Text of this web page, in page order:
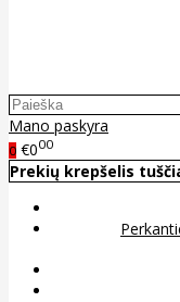
Mano paskyra
0 €000
Prekių krepšelis